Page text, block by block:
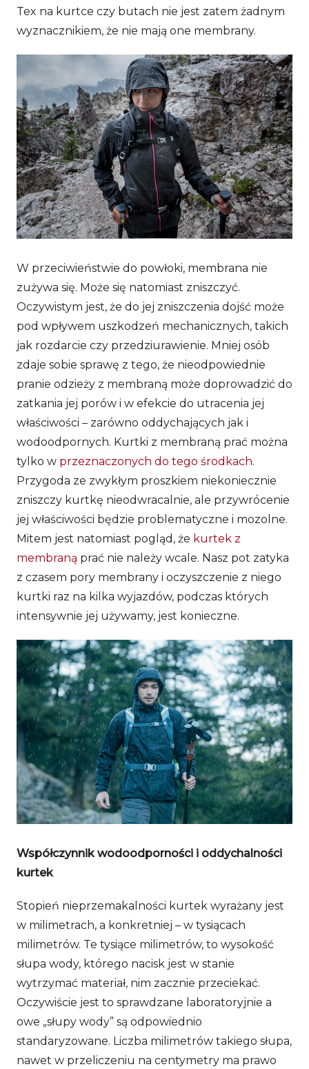
Tex na kurtce czy butach nie jest zatem żadnym
wyznacznikiem, że nie mają one membrany.
W przeciwieństwie do powłoki, membrana nie
zużywa się. Może się natomiast zniszczyć.
Oczywistym jest, że do jej zniszczenia dojść może
pod wpływem uszkodzeń mechanicznych, takich
jak rozdarcie czy przedziurawienie. Mniej osób
zdaje sobie sprawę z tego, że nieodpowiednie
pranie odzieży z membraną może doprowadzić do
zatkania jej porów i w efekcie do utracenia jej
właściwości – zarówno oddychających jak i
wodoodpornych. Kurtki z membraną prać można
tylko w przeznaczonych do tego środkach.
Przygoda ze zwykłym proszkiem niekoniecznie
zniszczy kurtkę nieodwracalnie, ale przywrócenie
jej właściwości będzie problematyczne i mozolne.
Mitem jest natomiast pogląd, że kurtek z
membraną prać nie należy wcale. Nasz pot zatyka
z czasem pory membrany i oczyszczenie z niego
kurtki raz na kilka wyjazdów, podczas których
intensywnie jej używamy, jest konieczne.
Współczynnik wodoodporności i oddychalności
kurtek
Stopień nieprzemakalności kurtek wyrażany jest
w milimetrach, a konkretniej – w tysiącach
milimetrów. Te tysiące milimetrów, to wysokość
słupa wody, którego nacisk jest w stanie
wytrzymać materiał, nim zacznie przeciekać.
Oczywiście jest to sprawdzane laboratoryjnie a
owe „słupy wody” są odpowiednio
standaryzowane. Liczba milimetrów takiego słupa,
nawet w przeliczeniu na centymetry ma prawo